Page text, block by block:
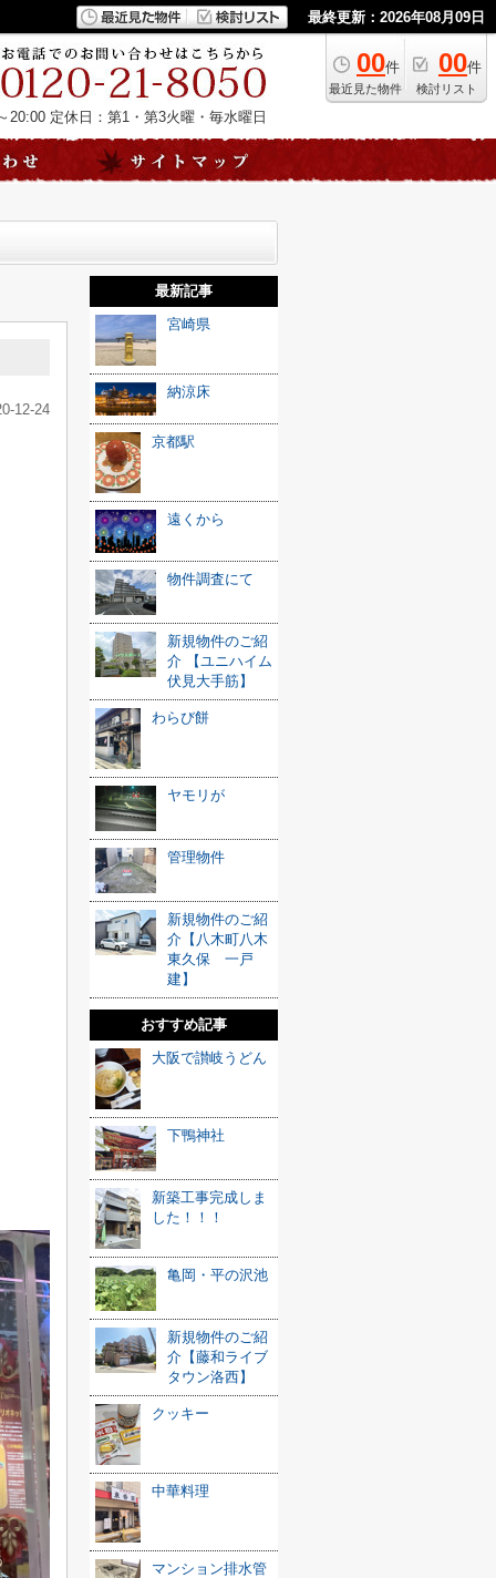
最終更新：2026年08月09日
00件
最近見た物件
00件
検討リスト
20:00 定休日：第1・第3火曜・毎水曜日
12-24
最新記事
宮崎県
納涼床
京都駅
遠くから
物件調査にて
新規物件のご紹
介 【ユニハイム
伏見大手筋】
わらび餅
ヤモリが
管理物件
新規物件のご紹
介【八木町八木
東久保 一戸
建】
おすすめ記事
大阪で讃岐うどん
下鴨神社
新築工事完成しま
した！！！
亀岡・平の沢池
新規物件のご紹
介【藤和ライブ
タウン洛西】
クッキー
中華料理
マンション排水管